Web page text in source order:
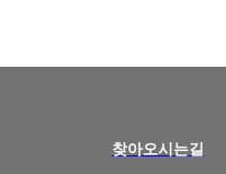
찾아오시는길